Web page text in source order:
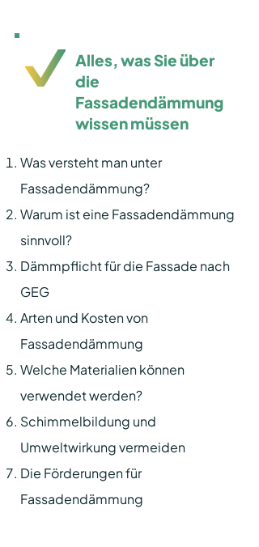
Alles, was Sie über
die
Fassadendämmung
wissen müssen
Was versteht man unter
Fassadendämmung?
Warum ist eine Fassadendämmung
sinnvoll?
Dämmpflicht für die Fassade nach
GEG
Arten und Kosten von
Fassadendämmung
Welche Materialien können
verwendet werden?
Schimmelbildung und
Umweltwirkung vermeiden
Die Förderungen für
Fassadendämmung